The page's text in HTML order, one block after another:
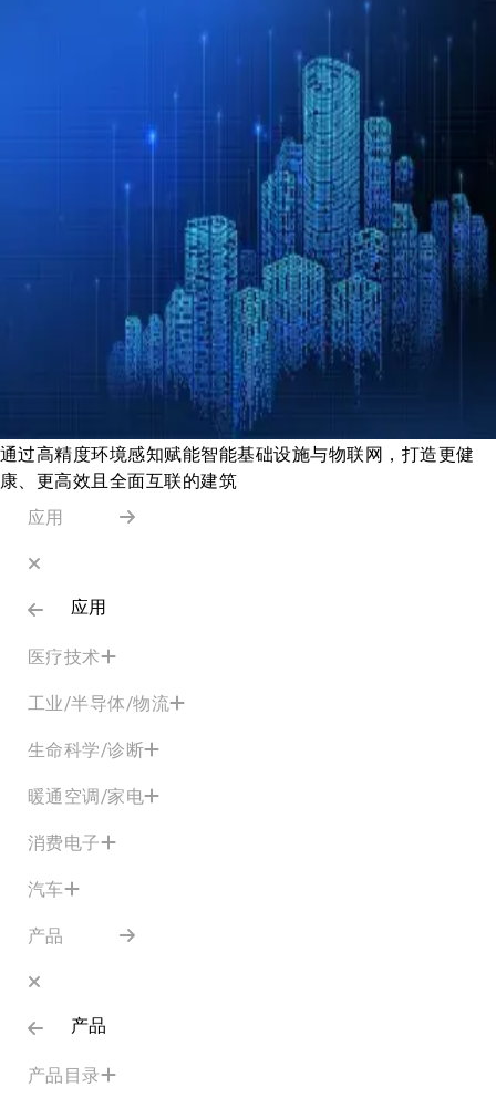
通过高精度环境感知赋能智能基础设施与物联网，打造更健
康、更高效且全面互联的建筑
应用
应用
医疗技术
工业/半导体/物流
生命科学/诊断
暖通空调/家电
消费电子
汽车
产品
产品
产品目录